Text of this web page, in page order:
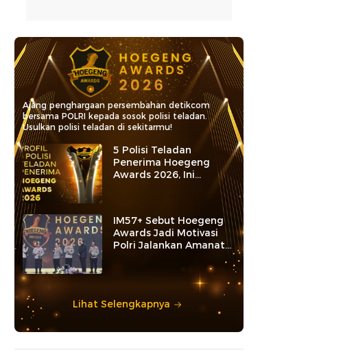
Ajang penghargaan persembahan detikcom
bersama POLRI kepada sosok polisi teladan.
Usulkan polisi teladan di sekitarmu!
5 Polisi Teladan
Penerima Hoegeng
Awards 2026, Ini
Kategori dan Kiprahnya
IM57+ Sebut Hoegeng
Awards Jadi Motivasi
Polri Jalankan Amanat
Lihat Selengkapnya